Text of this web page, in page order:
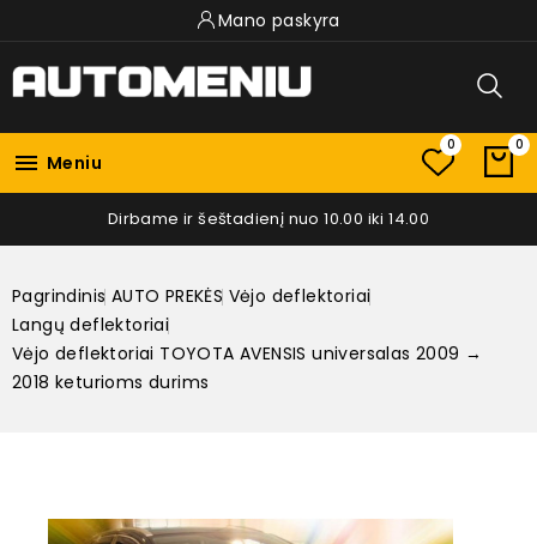
Mano paskyra
 Meniu
0 0
Dirbame ir šeštadienį nuo 10.00 iki 14.00
Pagrindinis AUTO PREKĖS Vėjo deflektoriai
Langų deflektoriai
Vėjo deflektoriai TOYOTA AVENSIS universalas 2009 →
2018 keturioms durims